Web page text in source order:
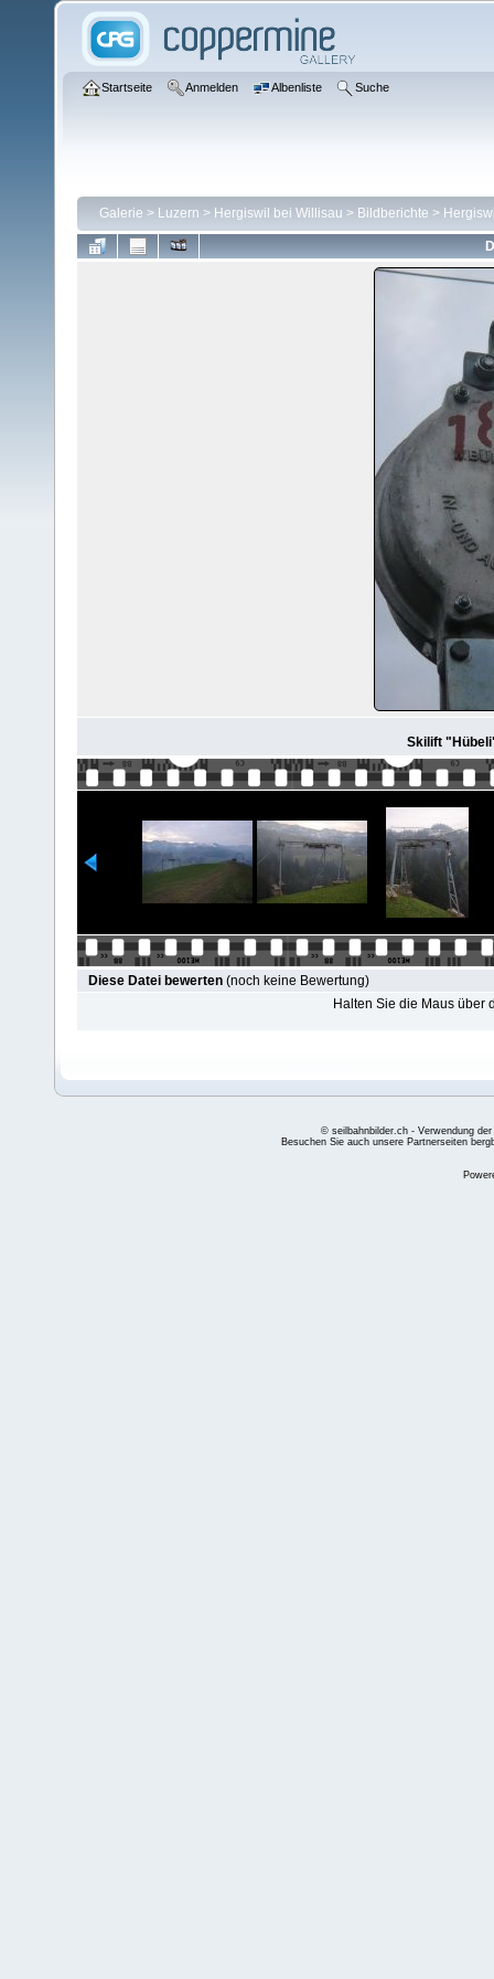
Startseite Anmelden Albenliste Suche
Galerie > Luzern > Hergiswil bei Willisau > Bildberichte >
Skilift
Diese Datei bewerten (noch keine Bewertung)
Halten Sie die Maus über
© seilbahnbilder.ch - Verwendung
Besuchen Sie auch unsere Partnerseiten